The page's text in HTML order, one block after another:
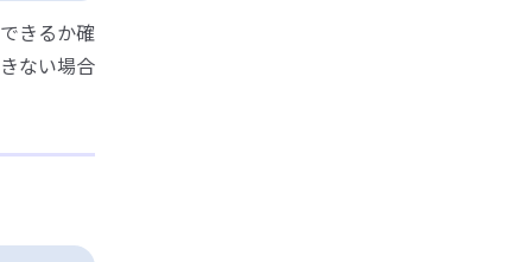
きるか確
ない場合